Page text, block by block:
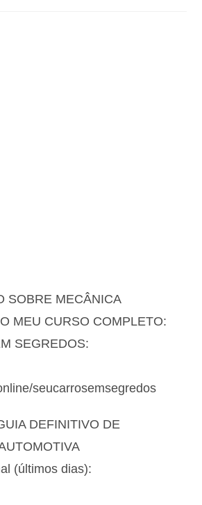
SOBRE MECÂNICA
MEU CURSO COMPLETO:
SEGREDOS:
seucarrosemsegredos
DEFINITIVO DE
(últimos dias):